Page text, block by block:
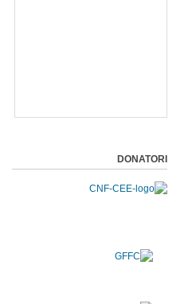
DONATORI